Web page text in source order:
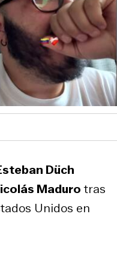
Düch
Madurotras
Unidos en